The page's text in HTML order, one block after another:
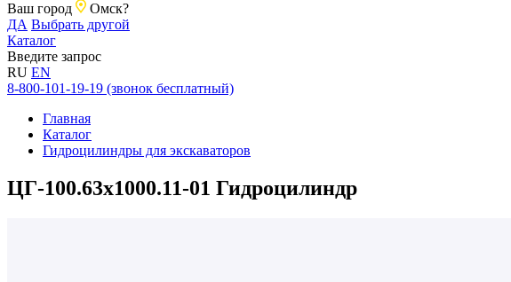
Ваш город
Омск?
ДА Выбрать другой
Каталог
Введите запрос
RU EN
8-800-101-19-19 (звонок бесплатный)
Главная
Каталог
Гидроцилиндры для экскаваторов
ЦГ-100.63х1000.11-01 Гидроцилиндр